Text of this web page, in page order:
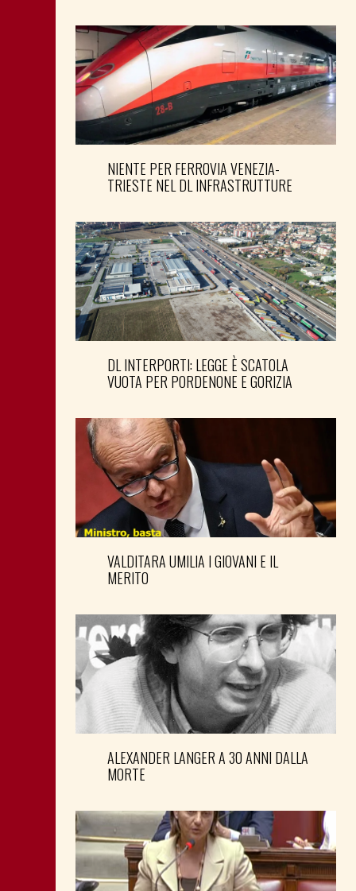
NIENTE PER FERROVIA VENEZIA-
TRIESTE NEL DL INFRASTRUTTURE
DL INTERPORTI: LEGGE È SCATOLA
VUOTA PER PORDENONE E GORIZIA
VALDITARA UMILIA I GIOVANI E IL
MERITO
ALEXANDER LANGER A 30 ANNI DALLA
MORTE